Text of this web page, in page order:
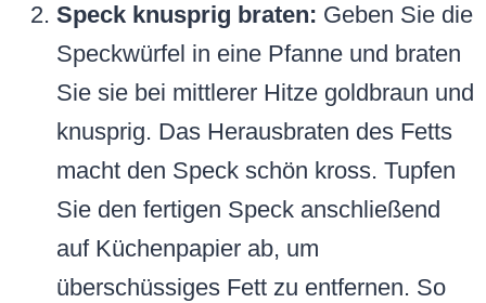
Speck knusprig braten: Geben Sie die
Speckwürfel in eine Pfanne und braten
Sie sie bei mittlerer Hitze goldbraun und
knusprig. Das Herausbraten des Fetts
macht den Speck schön kross. Tupfen
Sie den fertigen Speck anschließend
auf Küchenpapier ab, um
überschüssiges Fett zu entfernen. So